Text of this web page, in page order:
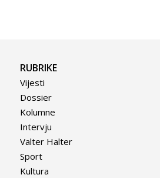
RUBRIKE
Vijesti
Dossier
Kolumne
Intervju
Valter Halter
Sport
Kultura